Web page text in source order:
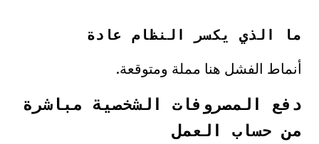
ما الذي يكسر النظام عادة
أنماط الفشل هنا مملة ومتوقعة.
دفع المصروفات الشخصية مباشرة
من حساب العمل